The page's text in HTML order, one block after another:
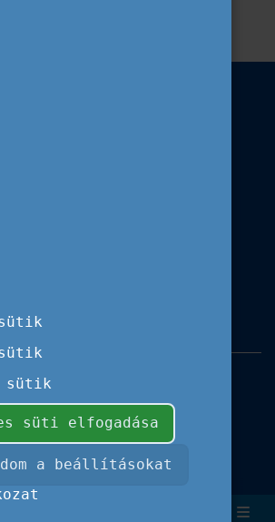
Bejelentkezés
|Használati feltételek
|Sajtóközlemények|Kapcsolat
fenntartva, 2026 © Tempus
Közalapítvány
sütik
süti elfogadása
a beállításokat